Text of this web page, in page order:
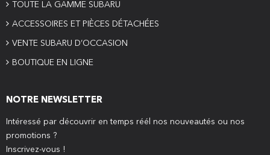
TOUTE LA GAMME SUBARU
ACCESSOIRES ET PIÈCES DÉTACHÉES
VENTE SUBARU D’OCCASION
BOUTIQUE EN LIGNE
NOTRE NEWSLETTER
Intéressé par découvrir en temps réél nos nouveautés ou nos
promotions ?
Inscrivez-vous !